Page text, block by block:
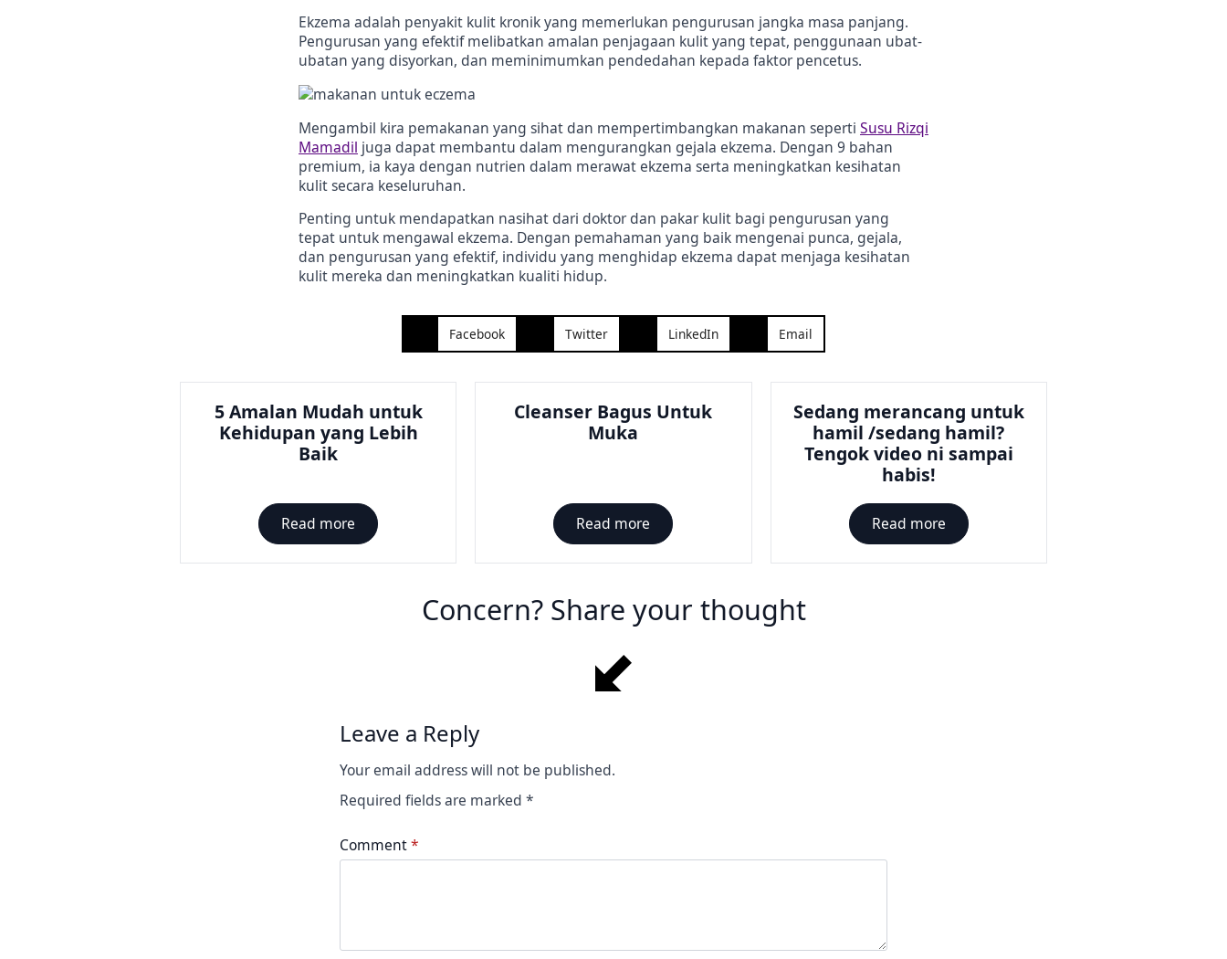
Ekzema adalah penyakit kulit kronik yang memerlukan pengurusan jangka masa panjang.
Pengurusan yang efektif melibatkan amalan penjagaan kulit yang tepat, penggunaan ubat-
ubatan yang disyorkan, dan meminimumkan pendedahan kepada faktor pencetus.
Mengambil kira pemakanan yang sihat dan mempertimbangkan makanan seperti Susu Rizqi
Mamadil juga dapat membantu dalam mengurangkan gejala ekzema. Dengan 9 bahan
premium, ia kaya dengan nutrien dalam merawat ekzema serta meningkatkan kesihatan
kulit secara keseluruhan.
Penting untuk mendapatkan nasihat dari doktor dan pakar kulit bagi pengurusan yang
tepat untuk mengawal ekzema. Dengan pemahaman yang baik mengenai punca, gejala,
dan pengurusan yang efektif, individu yang menghidap ekzema dapat menjaga kesihatan
kulit mereka dan meningkatkan kualiti hidup.
Facebook Twitter LinkedIn Email
5 Amalan Mudah untuk
Kehidupan yang Lebih
Baik
Read more
Cleanser Bagus Untuk
Muka
Read more
Sedang merancang untuk
hamil /sedang hamil?
Tengok video ni sampai
habis!
Read more
Concern? Share your thought
Leave a Reply
Your email address will not be published.
Required fields are marked *
Comment*